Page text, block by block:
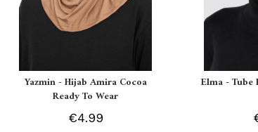
Yazmin - Hijab Amira Cocoa
Ready To Wear
€4.99
Elma - Tube